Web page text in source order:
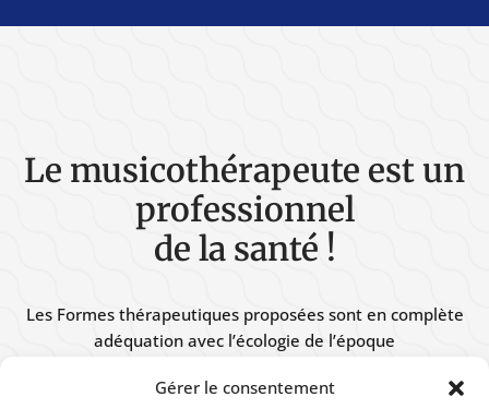
Gérer le consentement
Le musicothérapeute est un
professionnel
de la santé !
Les Formes thérapeutiques proposées sont en complète
adéquation avec l’écologie de l’époque